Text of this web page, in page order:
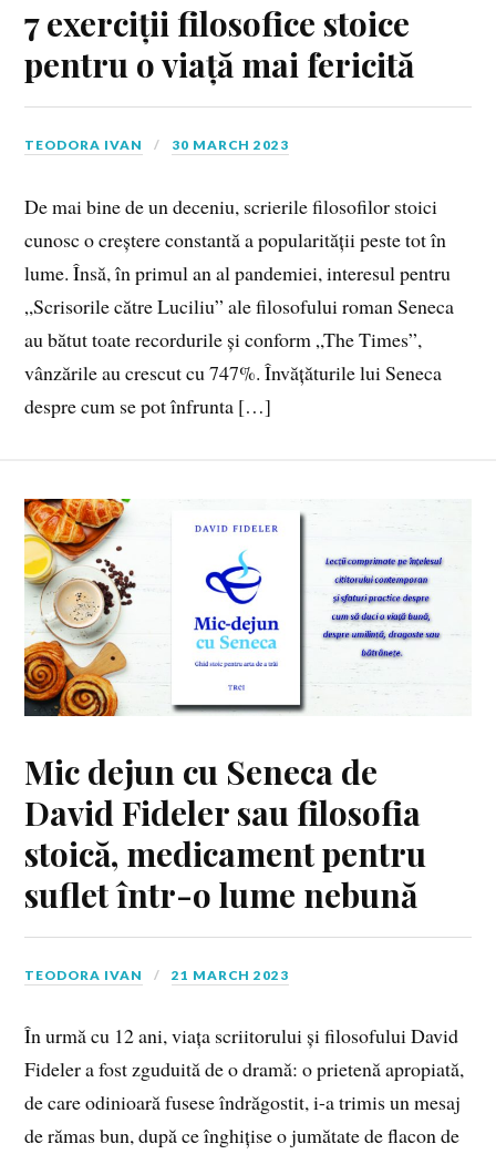
7 exerciții filosofice stoice
pentru o viață mai fericită
TEODORA IVAN 30 MARCH 2023
De mai bine de un deceniu, scrierile filosofilor stoici
cunosc o creștere constantă a popularității peste tot în
lume. Însă, în primul an al pandemiei, interesul pentru
„Scrisorile către Luciliu” ale filosofului roman Seneca
au bătut toate recordurile și conform „The Times”,
vânzările au crescut cu 747%. Învățăturile lui Seneca
despre cum se pot înfrunta […]
Mic dejun cu Seneca de
David Fideler sau filosofia
stoică, medicament pentru
suflet într-o lume nebună
TEODORA IVAN 21 MARCH 2023
În urmă cu 12 ani, viața scriitorului și filosofului David
Fideler a fost zguduită de o dramă: o prietenă apropiată,
de care odinioară fusese îndrăgostit, i-a trimis un mesaj
de rămas bun, după ce înghițise o jumătate de flacon de